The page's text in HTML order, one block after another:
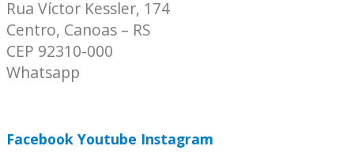
Rua Víctor Kessler, 174
Centro, Canoas – RS
CEP 92310-000
Whatsapp
Facebook Youtube Instagram